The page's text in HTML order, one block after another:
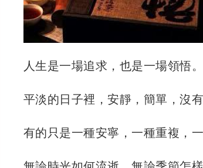
人生是一場追求，也是一場領悟。
平淡的日子裡，安靜，簡單，沒
有的只是一種安寧，一種重複，一